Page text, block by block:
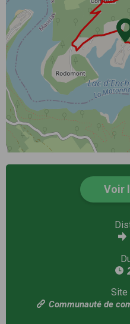
Voir
Site
Communauté de